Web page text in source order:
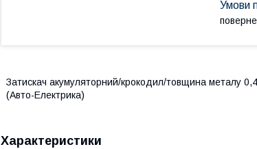
Затискач акумуляторний/крокодил/товщина металу
(Авто-Електрика)
Характеристики